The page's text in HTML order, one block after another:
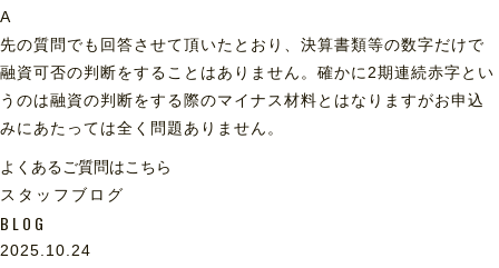
A
先の質問でも回答させて頂いたとおり、決算書類等の数字だけで
融資可否の判断をすることはありません。確かに2期連続赤字とい
うのは融資の判断をする際のマイナス材料とはなりますがお申込
みにあたっては全く問題ありません。
よくあるご質問はこちら
スタッフブログ
BLOG
2025.10.24